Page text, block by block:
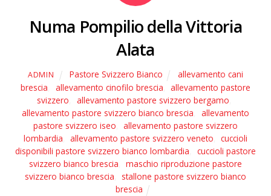
Numa Pompilio della Vittoria
Alata
ADMIN Pastore Svizzero Bianco
allevamento cani
brescia
allevamento cinofilo brescia
allevamento pastore
svizzero
allevamento pastore svizzero bergamo
allevamento pastore svizzero bianco brescia
allevamento
pastore svizzero iseo
allevamento pastore svizzero
lombardia
allevamento pastore svizzero veneto
cuccioli
disponibili pastore svizzero bianco lombardia
cuccioli pastore
svizzero bianco brescia
maschio riproduzione pastore
svizzero bianco brescia
stallone pastore svizzero bianco
brescia